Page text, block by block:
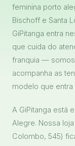
feminina porto
Bischoff e Santa
GiPitanga entra
que cuida do
franquia — somos
acompanha as
modelo que
A GiPitanga está
Alegre. Nossa
Colombo, 545)